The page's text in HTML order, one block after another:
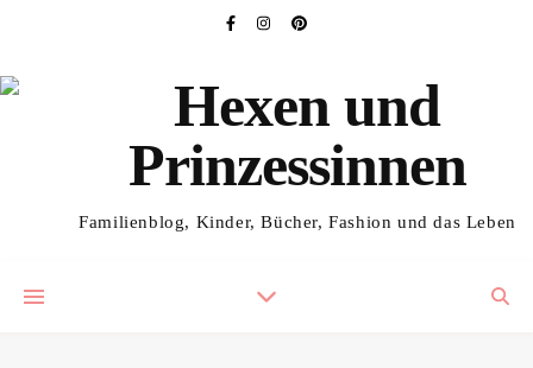
Familienblog, Kinder, Bücher, Fashion und das Leben